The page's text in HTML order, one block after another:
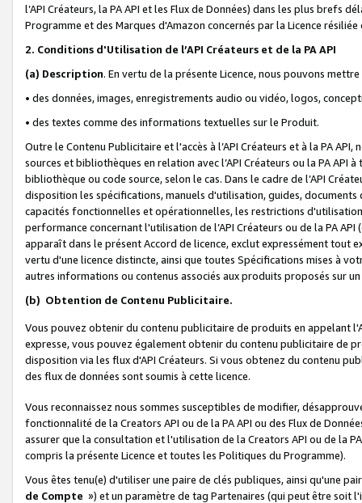
l’API Créateurs, la PA API et les Flux de Données) dans les plus
Programme et des Marques d'Amazon concernés par la Licence
2. Conditions d'Utilisation de l’API Créateurs et de la PA API
(a) Description. En vertu de la présente Licence, nous pouvons
• des données, images, enregistrements audio ou vidéo, logos,
• des textes comme des informations textuelles sur le Produit.
Outre le Contenu Publicitaire et l'accès à l’API Créateurs et à la PA
sources et bibliothèques en relation avec l’API Créateurs ou la PA
bibliothèque ou code source, selon le cas. Dans le cadre de l’API
disposition les spécifications, manuels d'utilisation, guides,
capacités fonctionnelles et opérationnelles, les restrictions
performance concernant l'utilisation de l’API Créateurs ou de la PA
apparaît dans le présent Accord de licence, exclut expressément tout
vertu d'une licence distincte, ainsi que toutes Spécifications mises à
autres informations ou contenus associés aux produits proposés sur
(b) Obtention de Contenu Publicitaire.
Vous pouvez obtenir du contenu publicitaire de produits en appelant
expresse, vous pouvez également obtenir du contenu publicitaire de
disposition via les flux d'API Créateurs. Si vous obtenez du contenu
des flux de données sont soumis à cette licence.
Vous reconnaissez nous sommes susceptibles de modifier,
fonctionnalité de la Creators API ou de la PA API ou des Flux de
assurer que la consultation et l'utilisation de la Creators API ou de la
compris la présente Licence et toutes les Politiques du Programme).
Vous êtes tenu(e) d'utiliser une paire de clés publiques, ainsi qu'une
de Compte ») et un paramètre de tag Partenaires (qui peut être soit